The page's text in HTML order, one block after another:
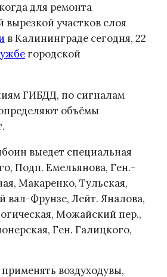
для ремонта
вырезкой участков слоя
в Калининграде сегодня, 22
городской
ГИБДД, по сигналам
объёмы
выедет специальная
Подп. Емельянова, Ген.-
Макаренко, Тульская,
вал-Фрунзе, Лейт. Яналова,
Можайский пер.,
Ген. Галицкого,
воздуходувы,